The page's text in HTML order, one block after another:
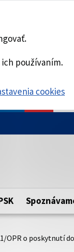
používaním.
cookies
Táto
https://
OPR o poskytnutí